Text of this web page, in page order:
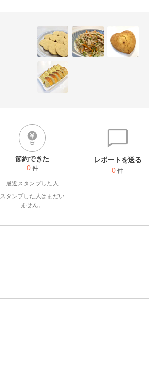
節約できた
0 件
最近スタンプした人
スタンプした人はまだい
ません。
レポートを送る
0 件